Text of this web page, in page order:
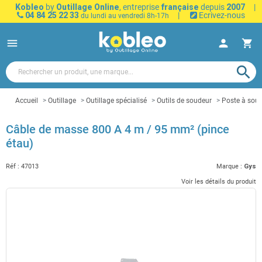
Kobleo by Outillage Online, entreprise française depuis 2007
|
04 84 25 22 33 du lundi au vendredi 8h-17h | Ecrivez-nous
menu person shopping_cart
search
Accueil Outillage Outillage spécialisé Outils de soudeur Poste à
Câble de masse 800 A 4 m / 95 mm² (pince
étau)
Réf : 47013 Marque : Gys
Voir les détails du produit